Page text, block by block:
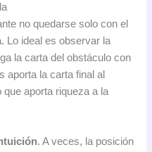
no quedarse solo con el
Lo ideal es observar la
la carta del obstáculo con
aporta la carta final al
aporta riqueza a la
. A veces, la posición